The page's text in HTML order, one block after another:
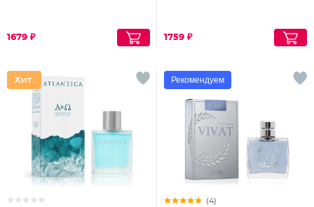
1679 ₽ 1759 ₽
Рекомендуем
(4)